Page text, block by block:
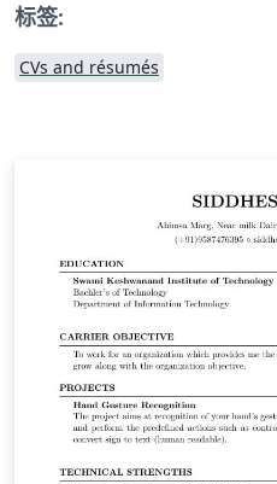
标签:
CVs and résumés